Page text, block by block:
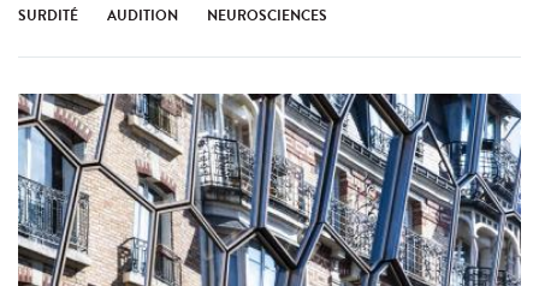
SURDITÉ AUDITION NEUROSCIENCES